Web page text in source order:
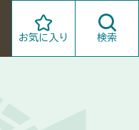
お気に入り 検索